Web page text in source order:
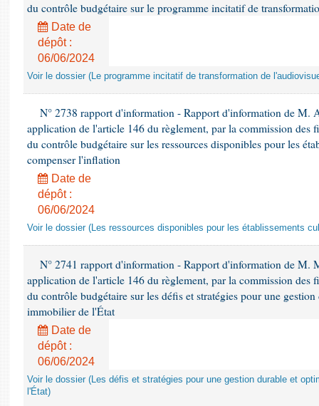
Baromètre de l’application des lois
Dossiers législatifs
Budget et sécurité sociale
Questions écrites et orales
du contrôle budgétaire sur le programme incitatif de
Date de
dépôt :
06/06/2024
Voir le dossier (Le programme incitatif de transformation de
N° 2738 rapport d'information - Rapport d'information de M.
application de l'article 146 du règlement, par la commission des
du contrôle budgétaire sur les ressources disponibles pour les
compenser l'inflation
Date de
dépôt :
06/06/2024
Voir le dossier (Les ressources disponibles pour les établissements
N° 2741 rapport d'information - Rapport d'information de M.
application de l'article 146 du règlement, par la commission des
du contrôle budgétaire sur les défis et stratégies pour une
immobilier de l'État
Date de
dépôt :
06/06/2024
Voir le dossier (Les défis et stratégies pour une gestion durable et
l'État)